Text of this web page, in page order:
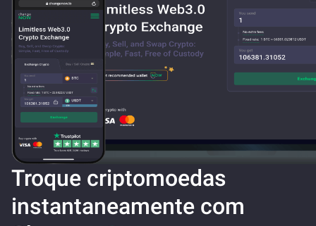
Troque criptomoedas
instantaneamente com